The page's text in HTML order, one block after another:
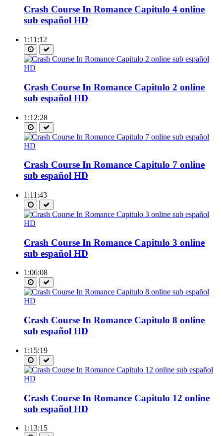
Crash Course In Romance Capitulo 4 online
sub español HD
1:11:12
Crash Course In Romance Capitulo 2 online
sub español HD
1:12:28
Crash Course In Romance Capitulo 7 online
sub español HD
1:11:43
Crash Course In Romance Capitulo 3 online
sub español HD
1:06:08
Crash Course In Romance Capitulo 8 online
sub español HD
1:15:19
Crash Course In Romance Capitulo 12 online
sub español HD
1:13:15